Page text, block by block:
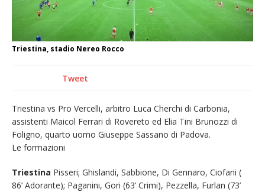
naturale per la siccità estrema e gli incendi
Dieci anni fa l’ingresso a Vercelli
dell’arcivescovo mons. Marco Arnolfo
Triestina, stadio Nereo Rocco
Tweet
Triestina vs Pro Vercelli, arbitro Luca Cherchi di Carbonia,
assistenti Maicol Ferrari di Rovereto ed Elia Tini Brunozzi di
Foligno, quarto uomo Giuseppe Sassano di Padova.
Le formazioni
Triestina Pisseri; Ghislandi, Sabbione, Di Gennaro, Ciofani (
86’ Adorante); Paganini, Gori (63’ Crimi), Pezzella, Furlan (73’